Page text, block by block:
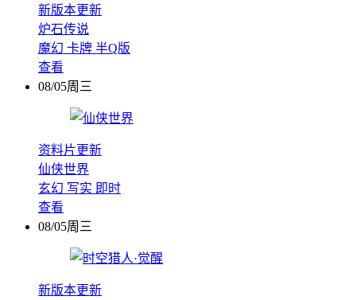
新版本更新
炉石传说
魔幻 卡牌 半Q版
查看
08/05周三
资料片更新
仙侠世界
玄幻 写实 即时
查看
08/05周三
新版本更新